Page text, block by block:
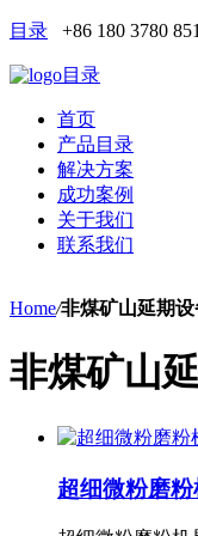
目录 +86 180 3780
目录
首页
产品目录
解决方案
成功案例
关于我们
联系我们
Home/非煤矿山延期
非煤矿山
超细微粉磨粉